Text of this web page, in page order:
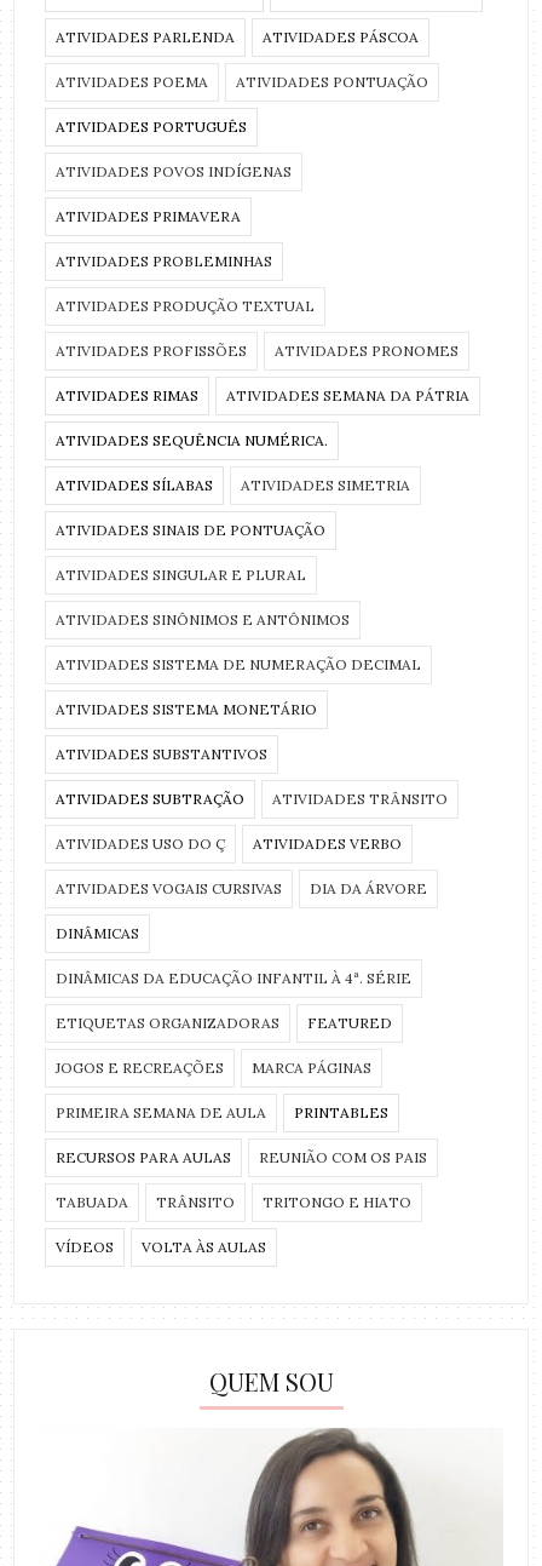
ATIVIDADES PARLENDA ATIVIDADES PÁSCOA
ATIVIDADES POEMA ATIVIDADES PONTUAÇÃO
ATIVIDADES PORTUGUÊS
ATIVIDADES POVOS INDÍGENAS
ATIVIDADES PRIMAVERA
ATIVIDADES PROBLEMINHAS
ATIVIDADES PRODUÇÃO TEXTUAL
ATIVIDADES PROFISSÕES ATIVIDADES PRONOMES
ATIVIDADES RIMAS ATIVIDADES SEMANA DA PÁTRIA
ATIVIDADES SEQUÊNCIA NUMÉRICA.
ATIVIDADES SÍLABAS ATIVIDADES SIMETRIA
ATIVIDADES SINAIS DE PONTUAÇÃO
ATIVIDADES SINGULAR E PLURAL
ATIVIDADES SINÔNIMOS E ANTÔNIMOS
ATIVIDADES SISTEMA DE NUMERAÇÃO DECIMAL
ATIVIDADES SISTEMA MONETÁRIO
ATIVIDADES SUBSTANTIVOS
ATIVIDADES SUBTRAÇÃO ATIVIDADES TRÂNSITO
ATIVIDADES USO DO Ç ATIVIDADES VERBO
ATIVIDADES VOGAIS CURSIVAS DIA DA ÁRVORE
DINÂMICAS
DINÂMICAS DA EDUCAÇÃO INFANTIL À 4ª. SÉRIE
ETIQUETAS ORGANIZADORAS FEATURED
JOGOS E RECREAÇÕES MARCA PÁGINAS
PRIMEIRA SEMANA DE AULA PRINTABLES
RECURSOS PARA AULAS REUNIÃO COM OS PAIS
TABUADA TRÂNSITO TRITONGO E HIATO
VÍDEOS VOLTA ÀS AULAS
QUEM SOU